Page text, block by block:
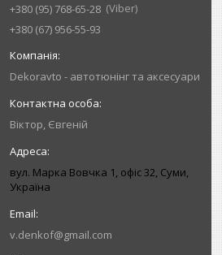
+380 (95) 768-65-28 Viber
+380 (67) 956-55-93
Dekoravto - автотюнінг та аксесуари
Віктор, Євгеній
вул. Марка Вовчка 1, офіс 32, Суми,
Україна
v.denkof@gmail.com